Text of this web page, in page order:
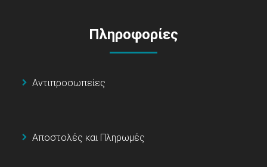
Πληροφορίες
Αντιπροσωπείες
Αποστολές και Πληρωμές